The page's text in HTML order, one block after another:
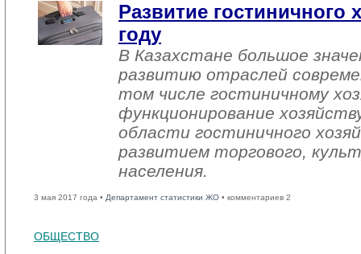
Развитие гостиничного
году
В Казахстане большое
развитию отраслей
том числе гостиничному
функционирование
области гостиничного
развитием торгового,
населения.
3 мая 2017 года • Департамент статистики ЖО • комментариев 2
ОБЩЕСТВО